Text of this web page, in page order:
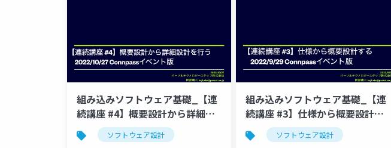
組み込みソフトウェア基礎_【連
続講座 #4】概要設計から詳細設
計を行う
_221027_connpass_event_slide
ソフトウェア設計
組み込みソフトウェア基礎_【連
続講座 #3】仕様から概要設計す
る_220929_Connpassイベント
版
ソフトウェア設計